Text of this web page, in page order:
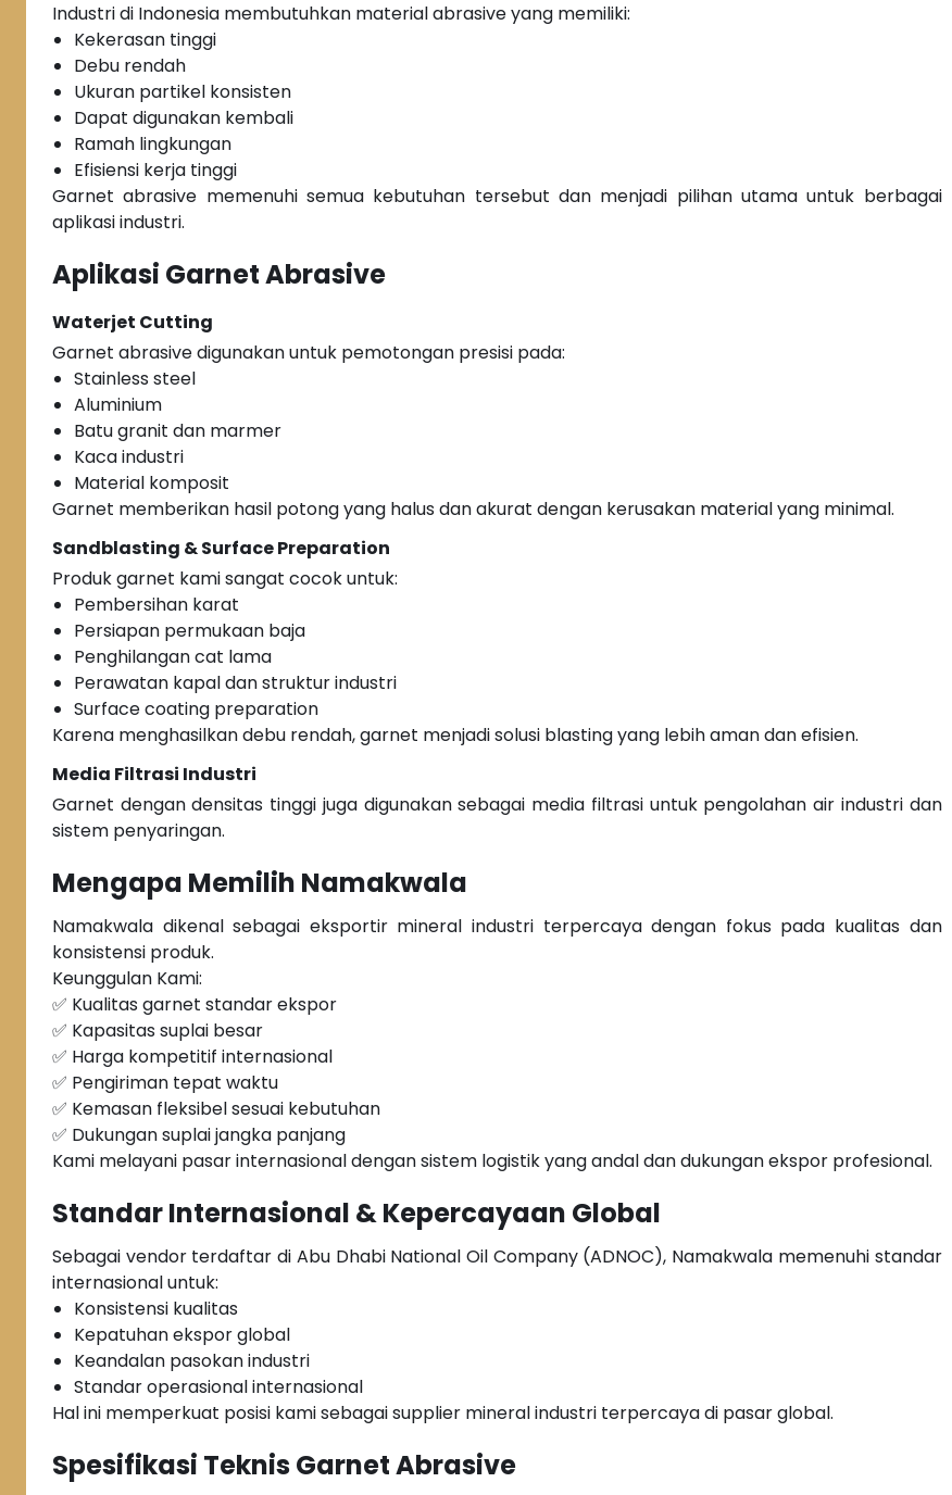
Industri di Indonesia membutuhkan material abrasive yang memiliki:
Kekerasan tinggi
Debu rendah
Ukuran partikel konsisten
Dapat digunakan kembali
Ramah lingkungan
Efisiensi kerja tinggi
Garnet abrasive memenuhi semua kebutuhan tersebut dan menjadi pilihan utama untuk berbagai
aplikasi industri.
Aplikasi Garnet Abrasive
Waterjet Cutting
Garnet abrasive digunakan untuk pemotongan presisi pada:
Stainless steel
Aluminium
Batu granit dan marmer
Kaca industri
Material komposit
Garnet memberikan hasil potong yang halus dan akurat dengan kerusakan material yang minimal.
Sandblasting & Surface Preparation
Produk garnet kami sangat cocok untuk:
Pembersihan karat
Persiapan permukaan baja
Penghilangan cat lama
Perawatan kapal dan struktur industri
Surface coating preparation
Karena menghasilkan debu rendah, garnet menjadi solusi blasting yang lebih aman dan efisien.
Media Filtrasi Industri
Garnet dengan densitas tinggi juga digunakan sebagai media filtrasi untuk pengolahan air industri dan
sistem penyaringan.
Mengapa Memilih Namakwala
Namakwala dikenal sebagai eksportir mineral industri terpercaya dengan fokus pada kualitas dan
konsistensi produk.
Keunggulan Kami:
✅ Kualitas garnet standar ekspor
✅ Kapasitas suplai besar
✅ Harga kompetitif internasional
✅ Pengiriman tepat waktu
✅ Kemasan fleksibel sesuai kebutuhan
✅ Dukungan suplai jangka panjang
Kami melayani pasar internasional dengan sistem logistik yang andal dan dukungan ekspor profesional.
Standar Internasional & Kepercayaan Global
Sebagai vendor terdaftar di Abu Dhabi National Oil Company (ADNOC), Namakwala memenuhi standar
internasional untuk:
Konsistensi kualitas
Kepatuhan ekspor global
Keandalan pasokan industri
Standar operasional internasional
Hal ini memperkuat posisi kami sebagai supplier mineral industri terpercaya di pasar global.
Spesifikasi Teknis Garnet Abrasive